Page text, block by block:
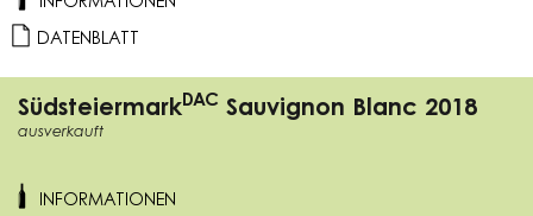
DATENBLATT
SüdsteiermarkDAC Sauvignon Blanc 2018
ausverkauft
INFORMATIONEN